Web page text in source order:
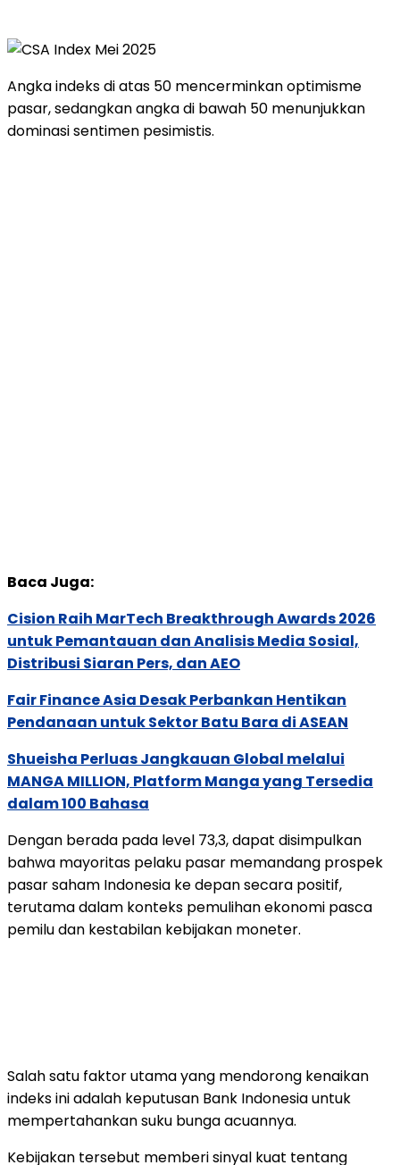
Angkaindeksdiatas 50 mencerminkanoptimisme
pasar,sedangkanangkadi bawah 50 menunjukkan
dominasisentimen pesimistis.
Baca Juga:
Cision Raih MarTech Breakthrough Awards 2026
untuk Pemantauan dan Analisis Media Sosial,
Distribusi Siaran Pers, dan AEO
Fair Finance Asia Desak Perbankan Hentikan
Pendanaan untuk Sektor Batu Bara di ASEAN
Shueisha Perluas Jangkauan Global melalui
MANGA MILLION, Platform Manga yang Tersedia
dalam 100 Bahasa
Dengan berada pada level 73,3,dapat disimpulkan
bahwa mayoritas pelaku pasar memandang prospek
pasarsaham Indonesia kedepansecara positif,
terutamadalam konteks pemulihanekonomi pasca
pemiludan kestabilan kebijakan moneter.
Salahsatu faktorutamayang mendorong kenaikan
indeksiniadalah keputusan Bank Indonesiauntuk
mempertahankansuku bungaacuannya.
Kebijakan tersebut memberisinyal kuat tentang